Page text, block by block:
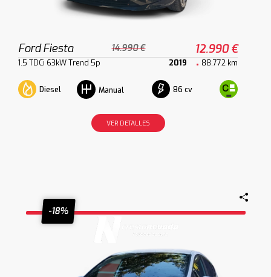
Ford Fiesta 14.990 € 12.990 €
1.5 TDCi 63kW Trend 5p 2019 88.772 km
Diesel Manual 86 cv
VER DETALLES
-18%